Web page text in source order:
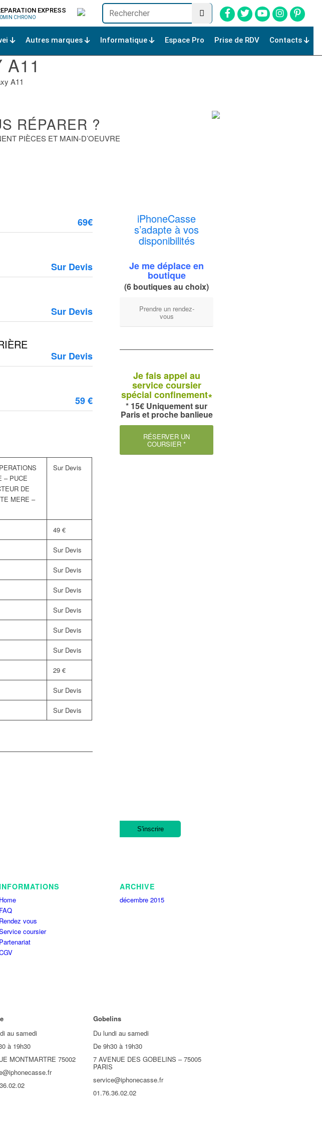
EXPRESS
CHRONO
Autres marques Informatique Espace Pro Prise de RDV Contacts
A11
A11
RÉPARER ?
PIÈCES ET MAIN-D’OEUVRE
69€
Sur Devis
Sur Devis
Sur Devis
59 €
– PUCE
DE
MERE –
Sur Devis
49 €
Sur Devis
Sur Devis
Sur Devis
Sur Devis
Sur Devis
Sur Devis
29 €
Sur Devis
Sur Devis
iPhoneCasse
s’adapte à vos
disponibilités
Je me déplace en
boutique
(6 boutiques au choix)
Prendre un rendez-
vous
Je fais appel au
service coursier
spécial confinement∗
* 15€ Uniquement sur
Paris et proche banlieue
RÉSERVER UN
COURSIER *
Home
FAQ
Rendez vous
coursier
Partenariat
ARCHIVE
décembre 2015
au samedi
à 19h30
MONTMARTRE 75002
Gobelins
Du lundi au samedi
De 9h30 à 19h30
7 AVENUE DES GOBELINS – 75005
PARIS
service@iphonecasse.fr
01.76.36.02.02